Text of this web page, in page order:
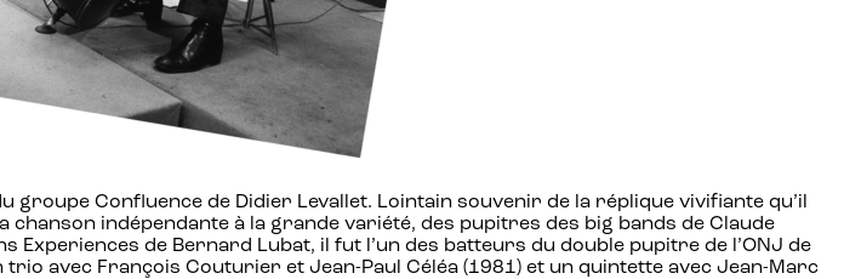
Confluence de Didier Levallet. Lointain souvenir de la réplique vivifiante qu’il
indépendante à la grande variété, des pupitres des big bands de Claude
de Bernard Lubat, il fut l’un des batteurs du double pupitre de l’ONJ de
avec François Couturier et Jean-Paul Céléa (1981) et un quintette avec Jean-Marc